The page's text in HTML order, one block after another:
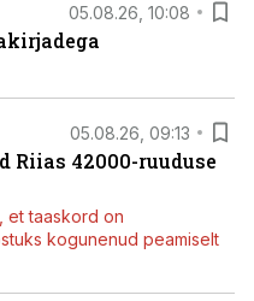
05.08.26, 10:08
05.08.26, 09:13
42000-ruuduse
et taaskord on
kogunenud peamiselt